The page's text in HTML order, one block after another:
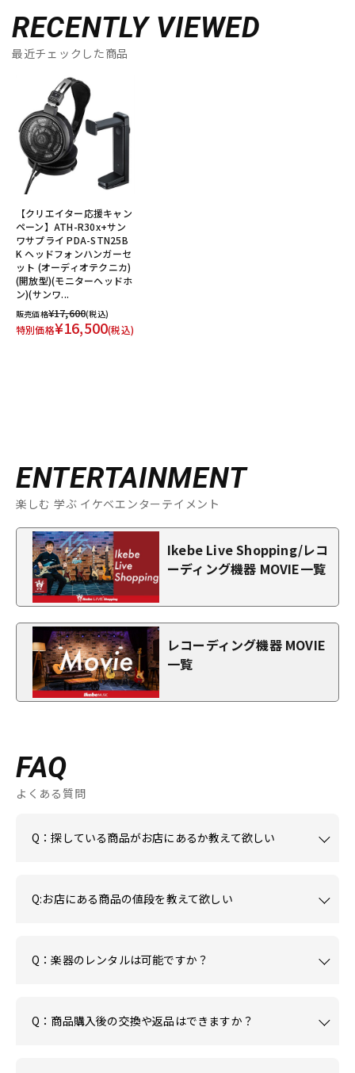
RECENTLY VIEWED
最近チェックした商品
【クリエイター応援キャン
ペーン】ATH-R30x+サン
ワサプライ PDA-STN25B
K ヘッドフォンハンガーセ
ット (オーディオテクニカ)
(開放型)(モニターヘッドホ
ン)(サンワ...
販売価格¥17,600(税込)
特別価格¥16,500(税込)
ENTERTAINMENT
楽しむ 学ぶ イケベエンターテイメント
Ikebe Live Shopping/レコ
ーディング機器 MOVIE一覧
レコーディング機器 MOVIE
一覧
FAQ
よくある質問
Q：探している商品がお店にあるか教えて欲しい
Q:お店にある商品の値段を教えて欲しい
Q：楽器のレンタルは可能ですか？
Q：商品購入後の交換や返品はできますか？